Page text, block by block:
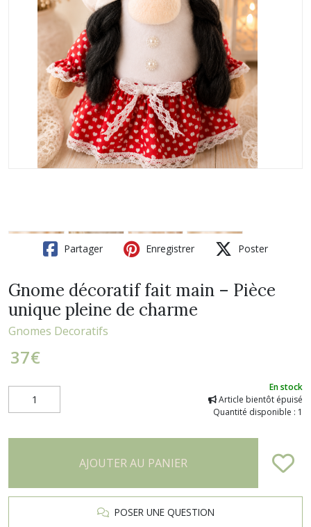
Partager Enregistrer Poster
Gnome décoratif fait main – Pièce
unique pleine de charme
Gnomes Decoratifs
37€
En stock
Article bientôt épuisé
Quantité disponible : 1
AJOUTER AU PANIER
POSER UNE QUESTION